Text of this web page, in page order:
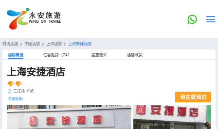
特價酒店 > 中國酒店 > 上海酒店 > 上海安捷酒店
酒店概览 住客點評（74） 設施簡介 酒店政策
上海安捷酒店
三江路10號
全部設施> 現在就預訂